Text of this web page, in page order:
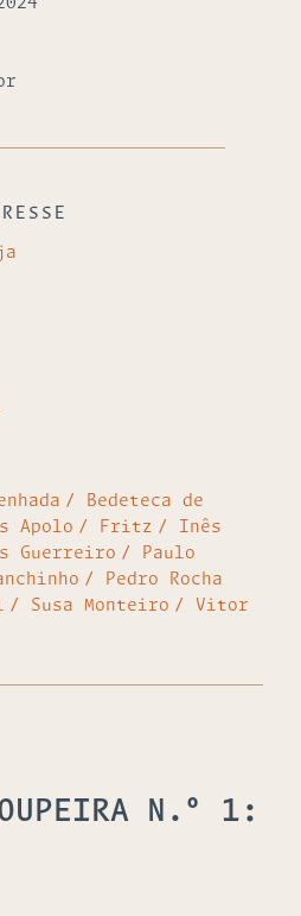
Bedeteca de
Apolo Fritz
Inês
Guerreiro
Paulo
Pedro Rocha
Susa Monteiro
Vitor
N.º 1: